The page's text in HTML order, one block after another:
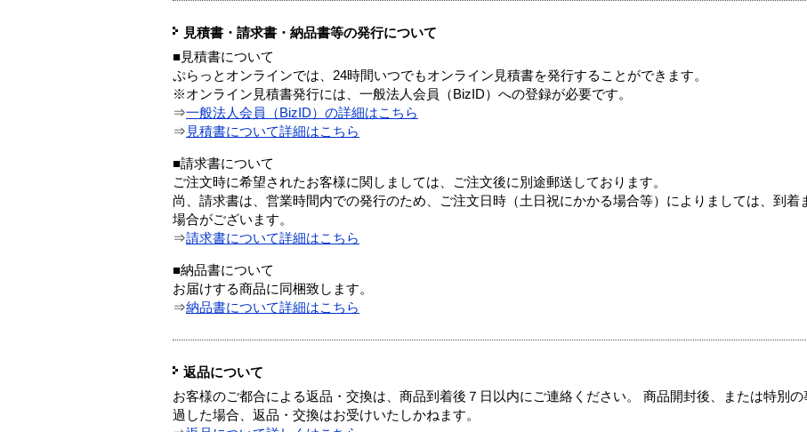
見積書・請求書・納品書等の発行について
■見積書について
ぷらっとオンラインでは、24時間いつでもオンライン見積書を発行することができます。
※オンライン見積書発行には、一般法人会員（BizID）への登録が必要です。
⇒一般法人会員（BizID）の詳細はこちら
⇒ 見積書について詳細はこちら
■請求書について
ご注文時に希望されたお客様に関しましては、ご注文後に別途郵送しております。
尚、請求書は、営業時間内での発行のため、ご注文日時（土日祝にかかる場合等）によりましては、到着
場合がございます。
⇒請求書について詳細はこちら
■納品書について
お届けする商品に同梱致します。
⇒納品書について詳細はこちら
返品について
お客様のご都合による返品・交換は、商品到着後７日以内にご連絡ください。 商品開封後、または特別
過した場合、返品・交換はお受けいたしかねます。